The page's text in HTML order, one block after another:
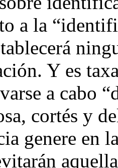
a la
Y es
a cabo
cortés y
genere en